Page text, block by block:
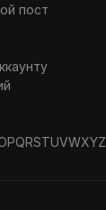
пост
PQRSTUVWXYZ